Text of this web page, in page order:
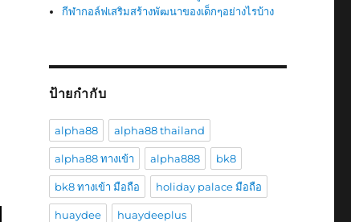
กีฬากอล์ฟเสริมสร้างพัฒนาของเด็กๆอย่างไรบ้าง
ป้ายกำกับ
alpha88 alpha88 thailand
alpha88 ทางเข้า alpha888 bk8
bk8 ทางเข้า มือถือ holiday palace มือถือ
huaydee huaydeeplus